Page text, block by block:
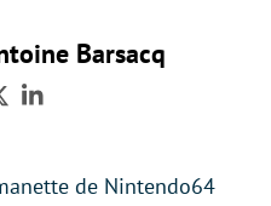
Barsacq
LinkedIn
de Nintendo64